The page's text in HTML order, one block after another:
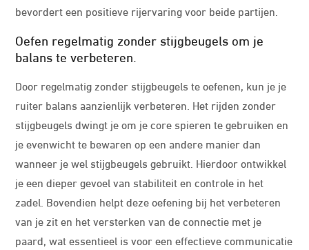
bevordert een positieve rijervaring voor beide partijen.
Oefen regelmatig zonder stijgbeugels om je
balans te verbeteren.
Door regelmatig zonder stijgbeugels te oefenen, kun je je
ruiter balans aanzienlijk verbeteren. Het rijden zonder
stijgbeugels dwingt je om je core spieren te gebruiken en
je evenwicht te bewaren op een andere manier dan
wanneer je wel stijgbeugels gebruikt. Hierdoor ontwikkel
je een dieper gevoel van stabiliteit en controle in het
zadel. Bovendien helpt deze oefening bij het verbeteren
van je zit en het versterken van de connectie met je
paard, wat essentieel is voor een effectieve communicatie